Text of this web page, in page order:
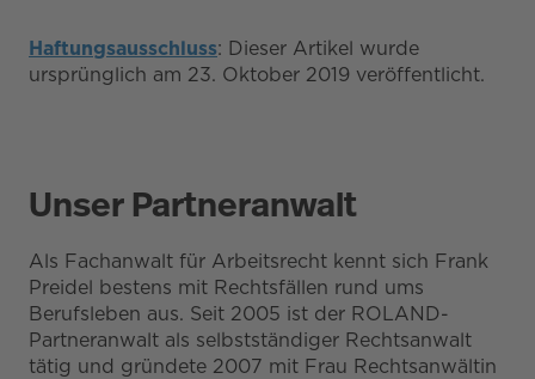
Haftungsausschluss: Dieser Artikel wurde
ursprünglich am 23. Oktober 2019 veröffentlicht.
Unser Partneranwalt
Als Fachanwalt für Arbeitsrecht kennt sich Frank
Preidel bestens mit Rechtsfällen rund ums
Berufsleben aus. Seit 2005 ist der ROLAND-
Partneranwalt als selbstständiger Rechtsanwalt
tätig und gründete 2007 mit Frau Rechtsanwältin